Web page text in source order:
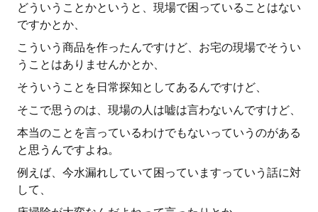
どういうことかというと、現場で困っていることはない
ですかとか、
こういう商品を作ったんですけど、お宅の現場でそうい
うことはありませんかとか、
そういうことを日常探知としてあるんですけど、
そこで思うのは、現場の人は嘘は言わないんですけど、
本当のことを言っているわけでもないっていうのがある
と思うんですよね。
例えば、今水漏れしていて困っていますっていう話に対
して、